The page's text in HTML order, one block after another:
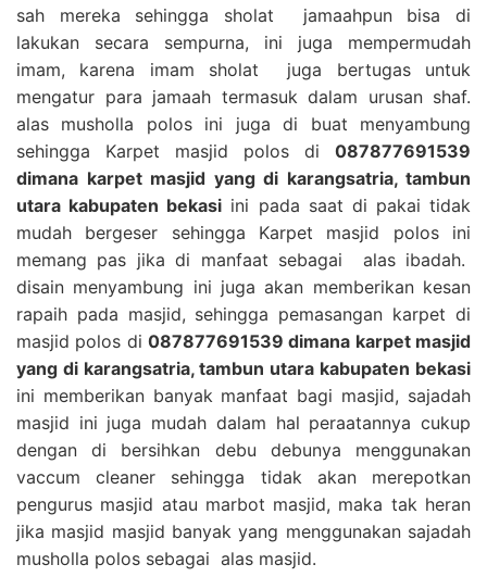
sah mereka sehingga sholat jamaahpun bisa di
lakukan secara sempurna, ini juga mempermudah
imam, karena imam sholat juga bertugas untuk
mengatur para jamaah termasuk dalam urusan shaf.
alas musholla polos ini juga di buat menyambung
sehingga Karpet masjid polos di 087877691539
dimana karpet masjid yang di karangsatria, tambun
utara kabupaten bekasi ini pada saat di pakai tidak
mudah bergeser sehingga Karpet masjid polos ini
memang pas jika di manfaat sebagai alas ibadah.
disain menyambung ini juga akan memberikan kesan
rapaih pada masjid, sehingga pemasangan karpet di
masjid polos di 087877691539 dimana karpet masjid
yang di karangsatria, tambun utara kabupaten bekasi
ini memberikan banyak manfaat bagi masjid, sajadah
masjid ini juga mudah dalam hal peraatannya cukup
dengan di bersihkan debu debunya menggunakan
vaccum cleaner sehingga tidak akan merepotkan
pengurus masjid atau marbot masjid, maka tak heran
jika masjid masjid banyak yang menggunakan sajadah
musholla polos sebagai alas masjid.